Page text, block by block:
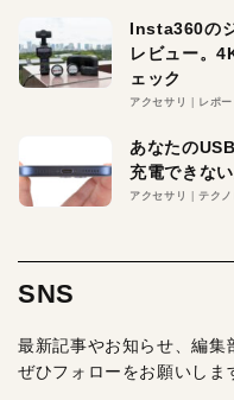
Insta360の
レビュー。
ェック
アクセサリ レポー
あなたの
充電できな
アクセサリ テク
SNS
最新記事やお知らせ、編集
ぜひフォローをお願いしま